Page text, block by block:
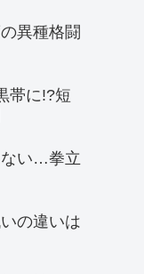
異種格闘
帯に!?短
ない…拳立
の違いは